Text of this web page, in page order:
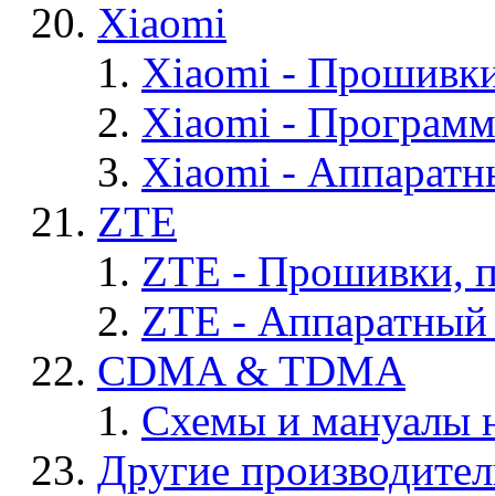
Xiaomi
Xiaomi -
Xiaomi -
Xiaomi -
ZTE
ZTE - Прошивки,
ZTE -
CDMA & TDMA
Схемы и мануалы
Другие